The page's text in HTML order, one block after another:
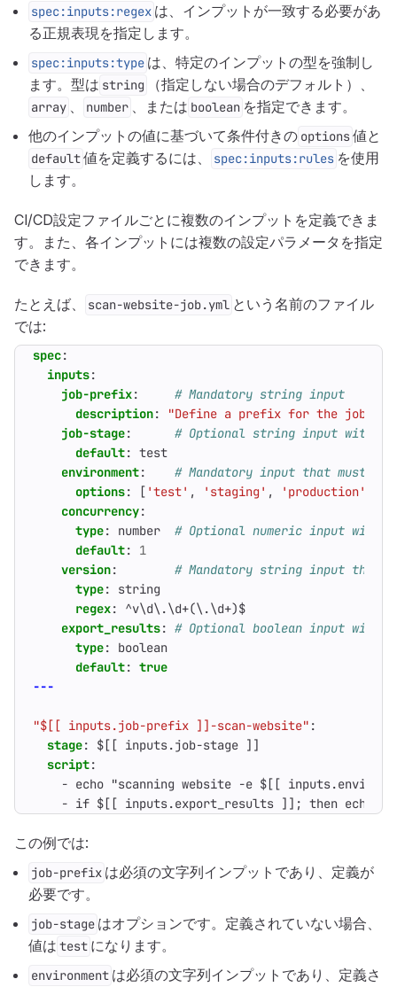
spec:inputs:regex は、インプットが一致する必要があ
る正規表現を指定します。
spec:inputs:type は、特定のインプットの型を強制し
ます。型は string （指定しない場合のデフォルト）、
array 、 number 、または boolean を指定できます。
他のインプットの値に基づいて条件付きの options値と
default値を定義するには、 spec:inputs:rules を使用
します。
CI/CD設定ファイルごとに複数のインプットを定義できま
す。また、各インプットには複数の設定パラメータを指定
できます。
たとえば、 scan-website-job.yml という名前のファイル
では:
spec:
inputs:
job-prefix:
# Mandatory string input
description:
"Define a prefix for the job
job-stage:
# Optional string input with a
default: test
environment:
# Mandatory input that must
options: [ 'test' , 'staging' , 'production'
concurrency:
type: number
# Optional numeric input with
default:
1
version:
# Mandatory string input that
type:
string
regex:
^v\d\.\d+(\.\d+)$
export_results: # Optional boolean input with
type:
boolean
default: true
---
"$[[ inputs.job-prefix ]]-scan-website" :
stage:
$[[ inputs.job-stage ]]
script:
- echo "scanning website -e $[[
- if $[[ inputs.export_results ]]; then echo
この例では:
job-prefix は必須の文字列インプットであり、定義が
必要です。
job-stage はオプションです。定義されていない場合、
値は test になります。
environment は必須の文字列インプットであり、定義さ